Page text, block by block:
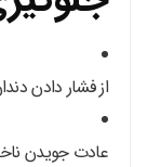
از فشار دادن
عادت جویدن